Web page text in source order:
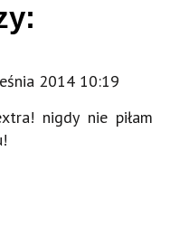
2014 10:19
nigdy nie piłam